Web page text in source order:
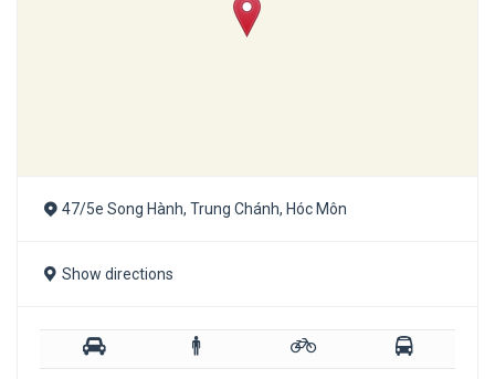
47/5e Song Hành, Trung Chánh, Hóc Môn
Show directions